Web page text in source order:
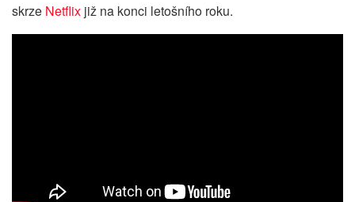
skrze Netflix již na konci letošního roku.